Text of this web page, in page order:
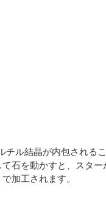
チル結晶が内包される
石を動かすと、スタ
加工されます。